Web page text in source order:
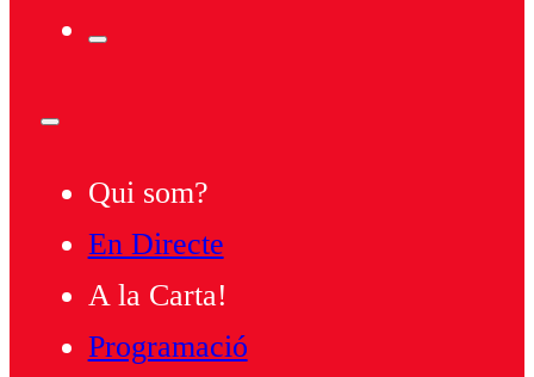
Qui som?
En Directe
A la Carta!
Programació